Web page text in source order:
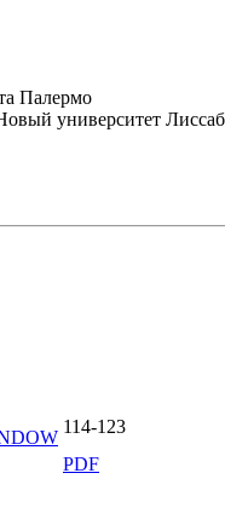
Палермо
университет
114-123
PDF